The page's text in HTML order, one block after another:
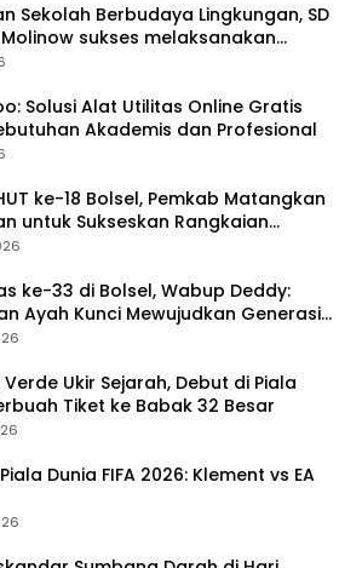
Sekolah Berbudaya Lingkungan, SD
Molinow sukses melaksanakan
kegiatan Kampanye dan
Solusi Alat Utilitas Online Gratis
Akademis dan Profesional
ke-18 Bolsel, Pemkab Matangkan
untuk Sukseskan Rangkaian
ke-33 di Bolsel, Wabup Deddy:
Ayah Kunci Mewujudkan Generasi
Ukir Sejarah, Debut di Piala
Tiket ke Babak 32 Besar
Dunia FIFA 2026: Klement vs EA